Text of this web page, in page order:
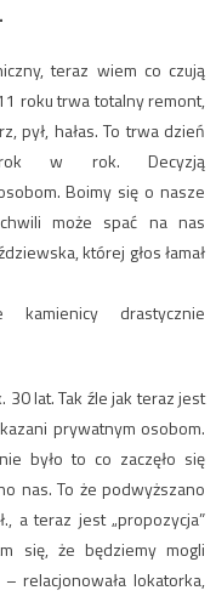
teraz wiem co czują
roku trwa totalny remont,
pył, hałas. To trwa dzień
w rok. Decyzją
Boimy się o nasze
może spać na nas
której głos łamał
kamienicy drastycznie
lat. Tak źle jak teraz jest
prywatnym osobom.
było to co zaczęło się
nas. To że podwyższano
a teraz jest „propozycja”
się, że będziemy mogli
relacjonowała lokatorka,